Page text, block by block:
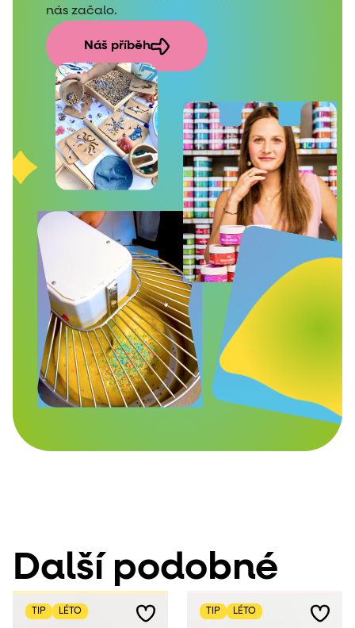
nás začalo.
Náš příběh
Další podobné
TIP LÉTO TIP LÉTO